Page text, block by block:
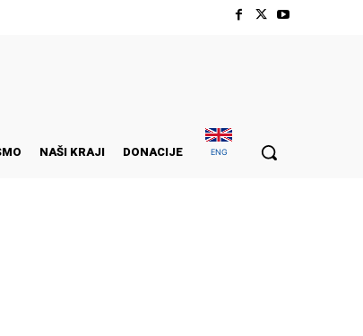
NAŠI KRAJI DONACIJE ENG